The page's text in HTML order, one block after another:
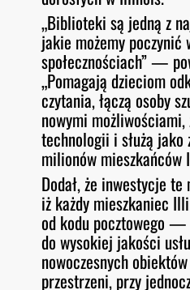
„Biblioteki są jedną z
jakie możemy poczynić
społecznościach” —
„Pomagają dzieciom
czytania, łączą osoby
nowymi
technologii i służą
milionów mieszkańców
Dodał, że inwestycje
iż każdy mieszkaniec
od kodu pocztowego —
do wysokiej jakości
nowoczesnych
przestrzeni, przy